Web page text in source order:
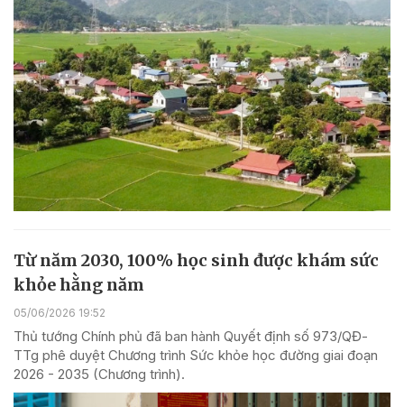
Từ năm 2030, 100% học sinh được khám sức
khỏe hằng năm
05/06/2026 19:52
Thủ tướng Chính phủ đã ban hành Quyết định số 973/QĐ-
TTg phê duyệt Chương trình Sức khỏe học đường giai đoạn
2026 - 2035 (Chương trình).